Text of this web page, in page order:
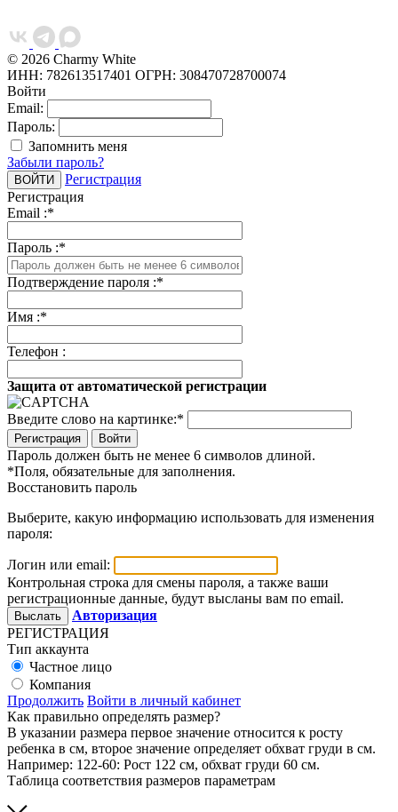
© 2026 Charmy White
ИНН: 782613517401 ОГРН: 308470728700074
Войти
Email:
Пароль:
Запомнить меня
Забыли пароль?
Регистрация
Регистрация
Email :*
Пароль :*
Подтверждение пароля :*
Имя :*
Телефон :
Защита от автоматической регистрации
Введите слово на картинке:*
Войти
Пароль должен быть не менее 6 символов длиной.
*Поля, обязательные для заполнения.
Восстановить пароль
Выберите, какую информацию использовать для изменения
пароля:
Логин или email:
Контрольная строка для смены пароля, а также ваши
регистрационные данные, будут высланы вам по email.
Авторизация
РЕГИСТРАЦИЯ
Тип аккаунта
Частное лицо
Компания
Продолжить Войти в личный кабинет
Как правильно определять размер?
В указании размера первое значение относится к росту
ребенка в см, второе значение определяет обхват груди в см.
Например: 122-60: Рост 122 см, обхват груди 60 см.
Таблица соответствия размеров параметрам